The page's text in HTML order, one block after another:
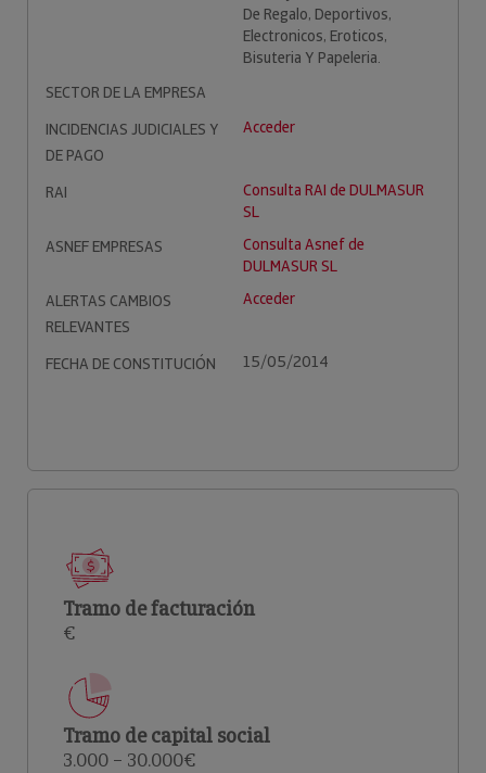
De Regalo, Deportivos,
Electronicos, Eroticos,
Bisuteria Y Papeleria.
SECTOR DE LA EMPRESA
INCIDENCIAS JUDICIALES Y
DE PAGO
Acceder
RAI
Consulta RAI de DULMASUR
SL
ASNEF EMPRESAS
Consulta Asnef de
DULMASUR SL
ALERTAS CAMBIOS
RELEVANTES
Acceder
FECHA DE CONSTITUCIÓN 15/05/2014
Tramo de facturación
€
Tramo de capital social
3.000 – 30.000€